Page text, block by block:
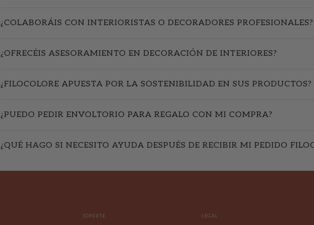
¿COLABORÁIS CON INTERIORISTAS O DECORADORES PROFESIONALES?
¿OFRECÉIS ASESORAMIENTO EN DECORACIÓN DE INTERIORES?
¿FILOCOLORE APUESTA POR LA SOSTENIBILIDAD EN SUS PRODUCTOS?
¿PUEDO PEDIR ENVOLTORIO PARA REGALO CON MI COMPRA?
¿QUÉ HAGO SI NECESITO AYUDA DESPUÉS DE RECIBIR MI PEDIDO
SOPORTE LEGAL